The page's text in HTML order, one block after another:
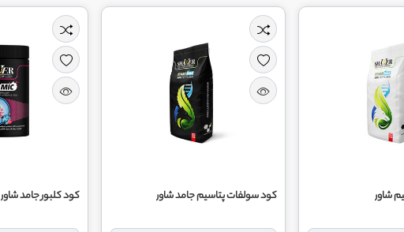
شاور کود سولفات پتاسیم جامد شاور کود کلبور جامد شاور